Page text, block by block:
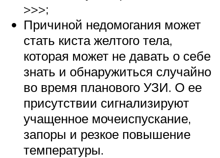
>>>;
Причиной недомогания может
стать киста желтого тела,
которая может не давать о себе
знать и обнаружиться случайно
во время планового УЗИ. О ее
присутствии сигнализируют
учащенное мочеиспускание,
запоры и резкое повышение
температуры.